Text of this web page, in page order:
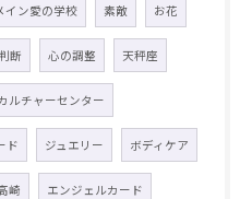
イン愛の学校 素敵 お花
断 心の調整 天秤座
ルチャーセンター
ド ジュエリー ボディケア
崎 エンジェルカード